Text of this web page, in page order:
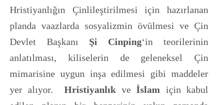
Hristiyanlığın Çinlileştirilmesi için hazırlanan
planda vaazlarda sosyalizmin övülmesi ve Çin
Devlet Başkanı Şi Cinping‘in teorilerinin
anlatılması, kiliselerin de geleneksel Çin
mimarisine uygun inşa edilmesi gibi maddeler
yer alıyor.Hristiyanlık veİslam için kabul